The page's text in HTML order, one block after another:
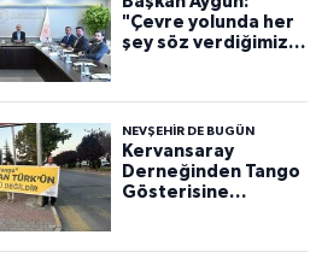
"Çevre yolunda her
şey söz verdiğimiz
NEVŞEHIR DE BUGÜN
Kervansaray
Derneğinden Tango
Gösterisine